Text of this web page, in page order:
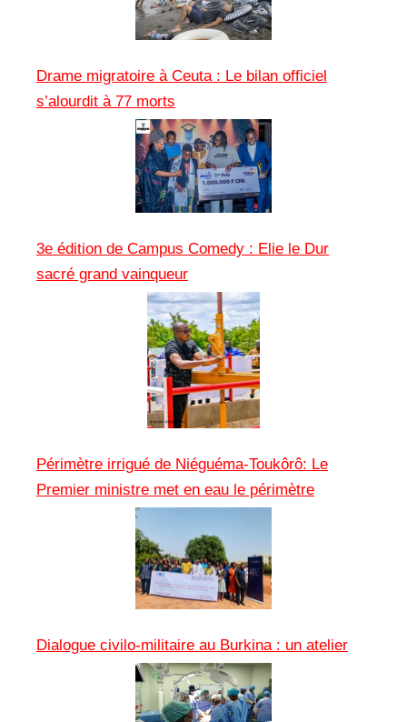
Drame migratoire à Ceuta : Le bilan officiel
s’alourdit à 77 morts
3e édition de Campus Comedy : Elie le Dur
sacré grand vainqueur
Périmètre irrigué de Niéguéma-Toukôrô: Le
Premier ministre met en eau le périmètre
Dialogue civilo-militaire au Burkina : un atelier